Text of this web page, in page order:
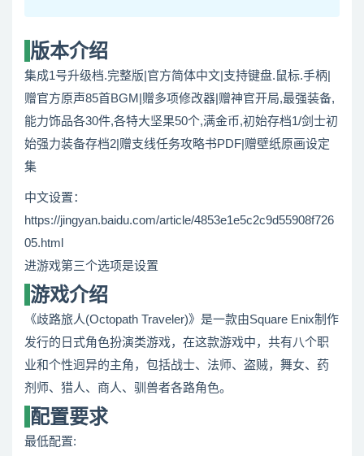
版本介绍
集成1号升级档.完整版|官方简体中文|支持键盘.鼠标.手柄|
赠官方原声85首BGM|赠多项修改器|赠神官开局,最强装备,
能力饰品各30件,各特大坚果50个,满金币,初始存档1/剑士初
始强力装备存档2|赠支线任务攻略书PDF|赠壁纸原画设定
集
中文设置：
https://jingyan.baidu.com/article/4853e1e5c2c9d55908f726
05.html
进游戏第三个选项是设置
游戏介绍
《歧路旅人(Octopath Traveler)》是一款由Square Enix制作
发行的日式角色扮演类游戏，在这款游戏中，共有八个职
业和个性迥异的主角，包括战士、法师、盗贼，舞女、药
剂师、猎人、商人、驯兽者各路角色。
配置要求
最低配置: